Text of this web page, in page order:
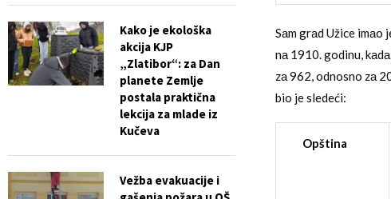
Sаm grаd Užice
nа 1910. godinu,
zа 962, odnosno zа
bio je sledeći:
Opština
Kako je ekološka
akcija KJP
„Zlatibor“: za Dan
planete Zemlje
postala praktična
lekcija za mlade iz
Kučeva
Vežba evakuacije i